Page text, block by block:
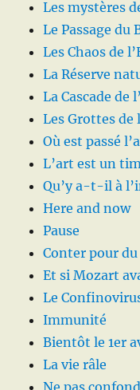
Les mystères
Le Passage du
Les Chaos de
La Réserve
La Cascade de
Les Grottes de
Où est passé
L’art est un
Qu’y a-t-il à
Here and now
Pause
Conter pour
Et si Mozart
Le
Immunité
Bientôt le 1er
La vie râle